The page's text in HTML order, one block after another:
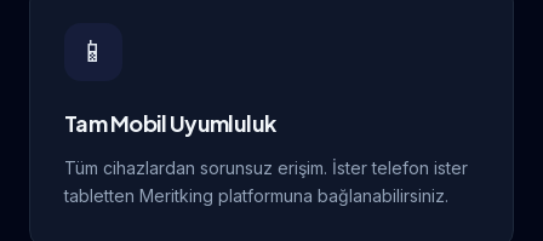
📱
Tam Mobil Uyumluluk
Tüm cihazlardan sorunsuz erişim. İster telefon ister
tabletten Meritking platformuna bağlanabilirsiniz.